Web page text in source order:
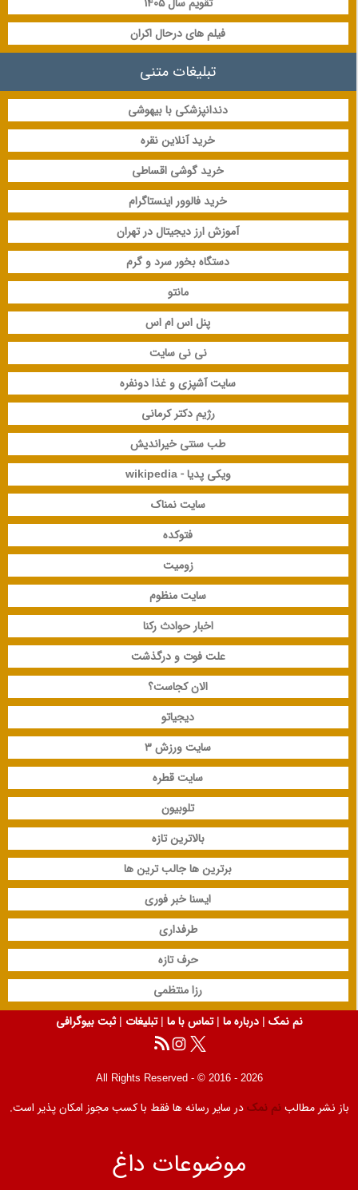
فیلم های درحال اکران
تبلیغات متنی
دندانپزشکی با بیهوشی
خرید آنلاین نقره
خرید گوشی اقساطی
خرید فالوور اینستاگرام
آموزش ارز دیجیتال در تهران
دستگاه بخور سرد و گرم
مانتو
پنل اس ام اس
نی نی سایت
سایت آشپزی و غذا دونفره
رژیم دکتر کرمانی
طب سنتی خیراندیش
ویکی پدیا - wikipedia
سایت نمناک
فتوکده
زومیت
سایت منظوم
اخبار حوادث رکنا
علت فوت و درگذشت
الان کجاست؟
دیجیاتو
سایت ورزش 3
سایت قطره
تلوبیون
بالاترین تازه
برترین ها جالب ترین ها
ایسنا خبر فوری
طرفداری
حرف تازه
رزا منتظمی
نم نمک | درباره ما | تماس با ما | تبلیغات | ثبت بیوگرافی
All Rights Reserved - © 2016 - 2026
باز نشر مطالبنم نمکدر سایر رسانه ها فقط با کسب مجوز امکان پذیر است.
موضوعات داغ